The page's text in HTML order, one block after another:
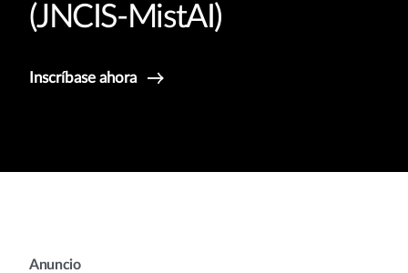
(JNCIS-MistAI)
Inscríbase ahora
Anuncio